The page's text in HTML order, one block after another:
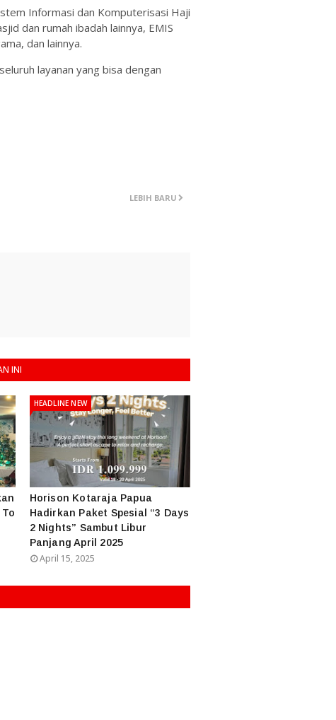
Informasi dan Komputerisasi Haji
dan rumah ibadah lainnya, EMIS
dan lainnya.
layanan yang bisa dengan
LEBIH BARU
INI
HEADLINE NEW
Horison Kotaraja Papua
Hadirkan Paket Spesial “3 Days
2 Nights” Sambut Libur
Panjang April 2025
April 15, 2025